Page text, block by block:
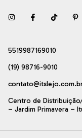
5519987169010
(19) 98716-9010
Centro de
– Jardim Primavera –